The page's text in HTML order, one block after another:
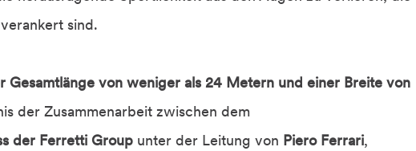
sind.
Gesamtlänge von weniger als 24 Metern und einer Breite von
der Zusammenarbeit zwischen dem
der Ferretti Group unter der Leitung von Piero Ferrari,